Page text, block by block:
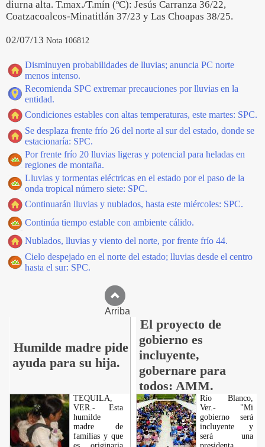
diurna alta. T.max./T.mín (ºC): Jesús Carranza 36/22,
Coatzacoalcos-Minatitlán 37/23 y Las Choapas 38/25.
02/07/13 Nota 106812
Disminuyen probabilidades de lluvias; anuncia PC norte
menos intenso.
Recomienda SPC extremar precauciones por lluvias en la
entidad.
Condiciones estables con altas temperaturas, este martes: SPC.
Se desplaza frente frío 26 del norte al sur del estado, donde se
estacionaría: SPC.
Por frente frío 20 lluvias ligeras y potencial para heladas en
regiones de montaña.
Lluvias y tormentas eléctricas en el estado por el paso de la
onda tropical número siete: SPC.
Continuarán lluvias y nublados, hasta este miércoles: SPC.
Continúa tiempo estable con ambiente cálido.
Nublados, lluvias y viento del norte, por frente frío 44.
Cielo despejado en el norte del estado; lluvias desde el centro
hasta el sur: SPC.
Arriba
Humilde madre pide
ayuda para su hija.
El proyecto de
gobierno es
incluyente,
gobernare para
todos: AMM.
TEQUILA,
VER.- Esta
humilde
madre de
familias y que
Río Blanco,
Ver.- "Mi
gobierno será
incluyente y
será una